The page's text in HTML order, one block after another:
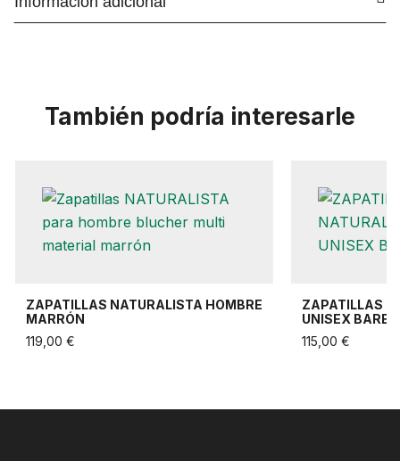
También podría interesarle
ZAPATILLAS NATURALISTA HOMBRE
MARRÓN
119,00 €
ZAPATILLAS
UNISEX
115,00 €